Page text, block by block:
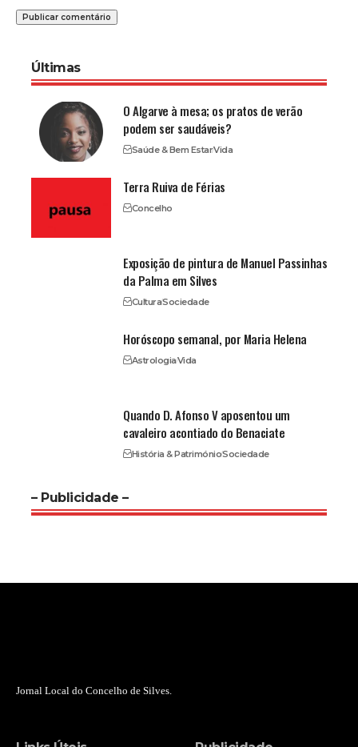
Últimas
O Algarve à mesa; os pratos de verão
podem ser saudáveis?
Saúde & Bem EstarVida
Terra Ruiva de Férias
Concelho
Exposição de pintura de Manuel Passinhas
da Palma em Silves
CulturaSociedade
Horóscopo semanal, por Maria Helena
AstrologiaVida
Quando D. Afonso V aposentou um
cavaleiro acontiado do Benaciate
História & PatrimónioSociedade
– Publicidade –
Jornal Local do Concelho de Silves.